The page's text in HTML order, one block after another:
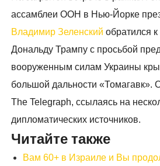
ассамблеи ООН в Нью-Йорке
Владимир Зеленский обратился
Дональду Трампу с просьбой
вооруженным силам Украины
большой дальности «Томагавк».
The Telegraph, ссылаясь на
дипломатических источников.
Читайте также
Вам 60+ в Израиле и Вы